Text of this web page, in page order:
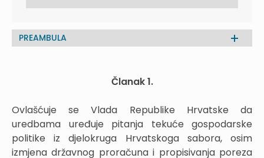
PREAMBULA
Članak 1.
Ovlašćuje se Vlada Republike Hrvatske da
uredbama uređuje pitanja tekuće gospodarske
politike iz djelokruga Hrvatskoga sabora, osim
izmjena državnog proračuna i propisivanja poreza